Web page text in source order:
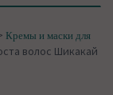
Кремы и маски для
волос Шикакай